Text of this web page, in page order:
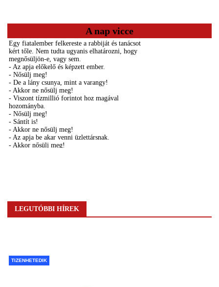
A nap vicce
LEGUTÓBBI HÍREK
TIZENHETEDIK